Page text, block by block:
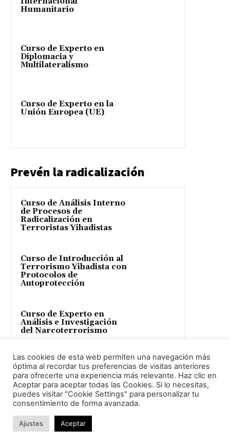
Humanitario
Curso de Experto en
Diplomacia y
Multilateralismo
Curso de Experto en la
Unión Europea (UE)
Prevén la radicalización
Curso de Análisis Interno
de Procesos de
Radicalización en
Terroristas Yihadistas
Curso de Introducción al
Terrorismo Yihadista con
Protocolos de
Autoprotección
Curso de Experto en
Análisis e Investigación
del Narcoterrorismo
Curso de Experto en
Prevención de Atentados
con Explosivos
Las cookies de esta web permiten una navegación más
óptima al recordar tus preferencias de visitas anteriores
para ofrecerte una experiencia más relevante. Haz clic en
Aceptar para aceptar todas las Cookies. Si lo necesitas,
puedes visitar "Cookie Settings" para personalizar tu
consentimiento de forma avanzada.
Ajustes Aceptar